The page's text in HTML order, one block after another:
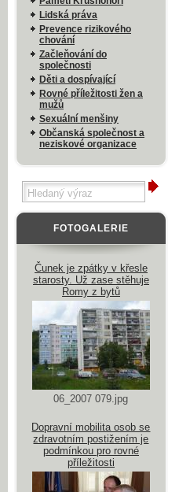
Lidská práva
Prevence rizikového
chování
Začleňování do
společnosti
Děti a dospívající
Rovné příležitosti žen a
mužů
Sexuální menšiny
Občanská společnost a
neziskové organizace
FOTOGALERIE
Čunek je zpátky v křesle
starosty. Už zase stěhuje
Romy z bytů
06_2007 079.jpg
Dopravní mobilita osob se
zdravotním postižením je
podmínkou pro rovné
příležitosti